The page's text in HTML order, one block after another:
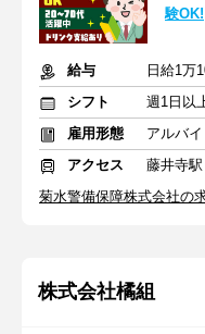
験OK!
給与
日給1万
シフト
週1日以
雇用形態
アルバ
アクセス
藤井寺駅
菊水警備保障株式会社の
株式会社橘組